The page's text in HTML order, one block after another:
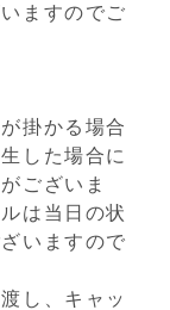
ますのでご
掛かる場合
した場合に
ございま
は当日の状
いますので
し、キャッ